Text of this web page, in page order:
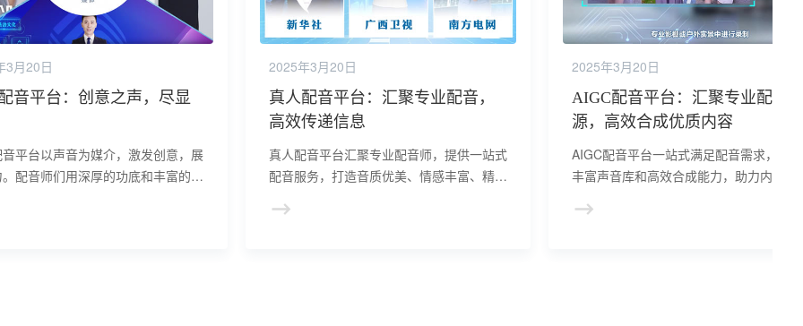
3月20日
音平台：创意之声，尽显
平台以声音为媒介，激发创意，展
配音师们用深厚的功底和丰富的经
2025年3月20日
真人配音平台：汇聚专业配音，
高效传递信息
真人配音平台汇聚专业配音师，提供一站式
配音服务，打造音质优美、情感丰富、精准
支持。
2025年3月20日
AIGC配音平台：汇聚专业配音
源，高效合成优质内容
AIGC配音平台一站式满足配音需求，提供
丰富声音库和高效合成能力，助力内容创